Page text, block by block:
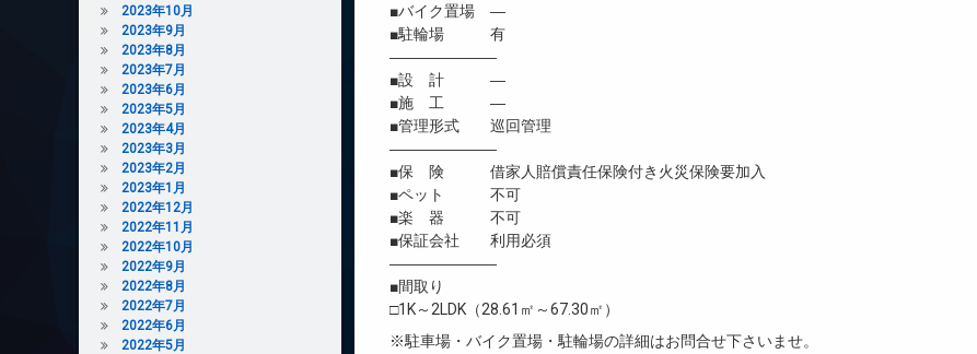
■バイク置場 ―
■駐輪場 有
―――――――
■設 計 ―
■施 工 ―
■管理形式 巡回管理
―――――――
■保 険 借家人賠償責任保険付き火災保険要加入
■ペット 不可
■楽 器 不可
■保証会社 利用必須
―――――――
■間取り
□1K～2LDK（28.61㎡～67.30㎡）
※駐車場・バイク置場・駐輪場の詳細はお問合せ下さいませ。
2023年10月
2023年9月
2023年8月
2023年7月
2023年6月
2023年5月
2023年4月
2023年3月
2023年2月
2023年1月
2022年12月
2022年11月
2022年10月
2022年9月
2022年8月
2022年7月
2022年6月
2022年5月